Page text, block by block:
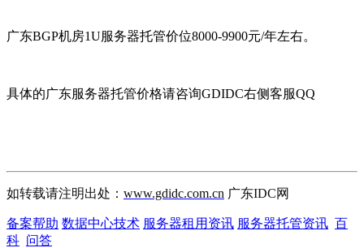
广东BGP机房1U服务器托管价位8000-9900元/年左右。
具体的广东服务器托管价格请咨询GDIDC右侧客服QQ
如转载请注明出处： www.gdidc.com.cn 广东IDC网
备案帮助 数据中心技术 服务器租用资讯 服务器托管资讯 百
科 问答